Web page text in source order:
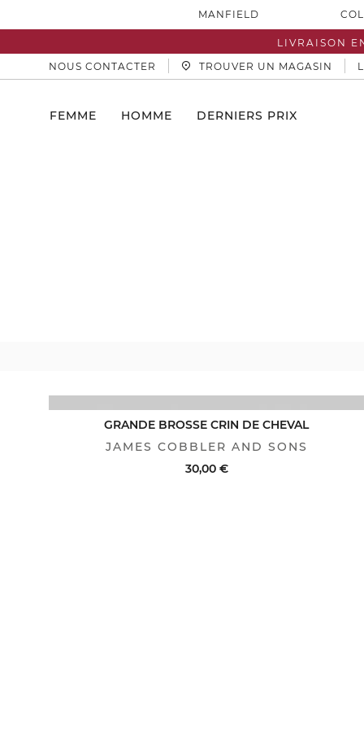
MANFIELD
LIVRAISON
NOUS CONTACTER
TROUVER UN MAGASIN
FEMME HOMME DERNIERS PRIX
GRANDE BROSSE CRIN DE CHEVAL
JAMES COBBLER AND SONS
30,00 €